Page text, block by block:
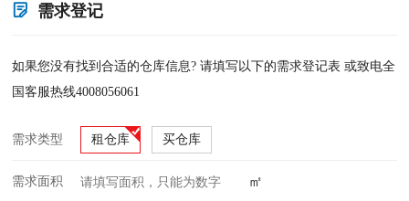
需求登记
如果您没有找到合适的仓库信息? 请填写以下的需求登记表 或致电全
国客服热线4008056061
需求类型 租仓库 买仓库
需求面积 ㎡